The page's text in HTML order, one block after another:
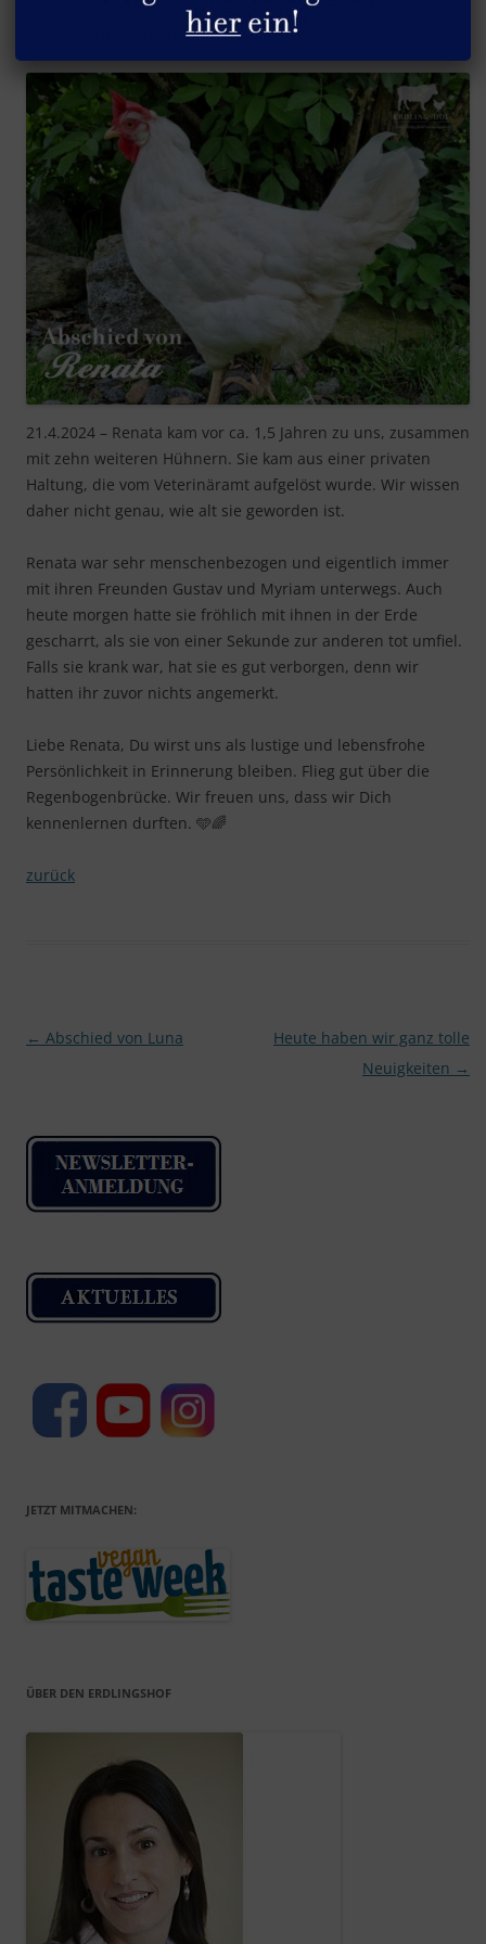
Abschied von Renata
21.4.2024 – Renata kam vor ca. 1,5 Jahren zu uns, zusammen
mit zehn weiteren Hühnern. Sie kam aus einer privaten
Haltung, die vom Veterinäramt aufgelöst wurde. Wir wissen
daher nicht genau, wie alt sie geworden ist.
Renata war sehr menschenbezogen und eigentlich immer
mit ihren Freunden Gustav und Myriam unterwegs. Auch
heute morgen hatte sie fröhlich mit ihnen in der Erde
gescharrt, als sie von einer Sekunde zur anderen tot umfiel.
Falls sie krank war, hat sie es gut verborgen, denn wir
hatten ihr zuvor nichts angemerkt.
Liebe Renata, Du wirst uns als lustige und lebensfrohe
Persönlichkeit in Erinnerung bleiben. Flieg gut über die
Regenbogenbrücke. Wir freuen uns, dass wir Dich
kennenlernen durften. 🩵🌈
zurück
Beitragsnavigation
← Abschied von Luna
Heute haben wir ganz tolle
Neuigkeiten →
JETZT MITMACHEN:
ÜBER DEN ERDLINGSHOF